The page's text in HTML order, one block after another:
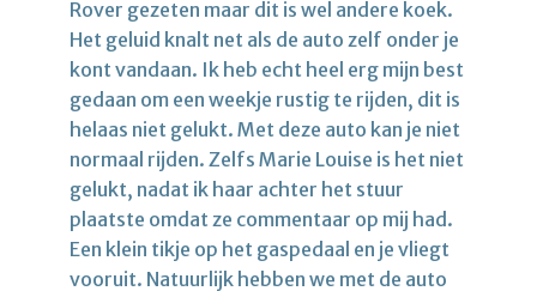
Rover gezeten maar dit is wel andere koek.
Het geluid knalt net als de auto zelf onder je
kont vandaan. Ik heb echt heel erg mijn best
gedaan om een weekje rustig te rijden, dit is
helaas niet gelukt. Met deze auto kan je niet
normaal rijden. Zelfs Marie Louise is het niet
gelukt, nadat ik haar achter het stuur
plaatste omdat ze commentaar op mij had.
Een klein tikje op het gaspedaal en je vliegt
vooruit. Natuurlijk hebben we met de auto